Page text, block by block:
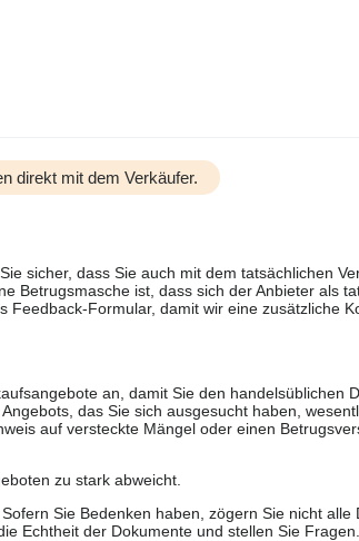
direkt mit dem Verkäufer.
sicher, dass Sie auch mit dem tatsächlichen
Betrugsmasche ist, dass sich der Anbieter als
Formular, damit wir eine zusätzliche
an, damit Sie den handelsüblichen
das Sie sich ausgesucht haben,
auf versteckte Mängel oder einen
zu stark abweicht.
Sie Bedenken haben, zögern Sie nicht alle
Echtheit der Dokumente und stellen Sie Fragen.